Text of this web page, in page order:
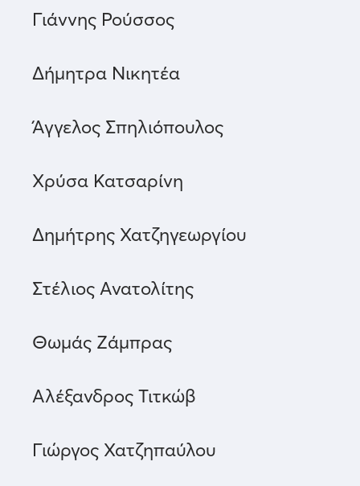
Γιάννης Ρούσσος
Δήμητρα Νικητέα
Άγγελος Σπηλιόπουλος
Χρύσα Κατσαρίνη
Δημήτρης Χατζηγεωργίου
Στέλιος Ανατολίτης
Θωμάς Ζάμπρας
Αλέξανδρος Τιτκώβ
Γιώργος Χατζηπαύλου